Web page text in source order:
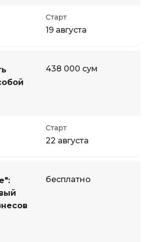
Старт
19 августа
438 000 сум
Старт
22 августа
бесплатно